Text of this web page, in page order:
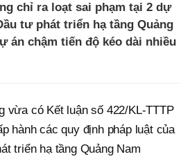
chỉ ra loạt sai phạm tại 2 dự
tư phát triển hạ tầng Quảng
án chậm tiến độ kéo dài nhiều
vừa có Kết luận số 422/KL-TTTP
hành các quy định pháp luật của
triển hạ tầng Quảng Nam